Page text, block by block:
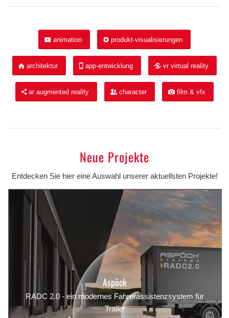
animation produkt-visualisierungen
architektur app-entwicklung vr virtual reality
ar augmented reality character film & vfx
Neue Projekte
Entdecken Sie hier eine Auswahl unserer aktuellsten Projekte!
Aspöck
RADC 2.0 - ein modernes Fahrerassistenzsystem für
Trailer